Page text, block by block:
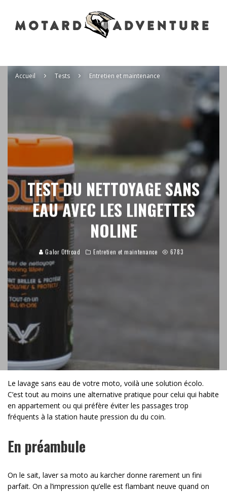
Accueil Tests Entretien et maintenance
TEST DU NETTOYAGE SANS
EAU AVEC LES LINGETTES
NOLINE
Galor Offroad Entretien et maintenance 6783
Le lavage sans eau de votre moto, voilà une solution écolo.
C’est tout au moins une alternative pratique pour celui qui habite
en appartement ou qui préfère éviter les passages trop
fréquents à la station haute pression du du coin.
En préambule
On le sait, laver sa moto au karcher donne rarement un fini
parfait. On a l’impression qu’elle est flambant neuve quand on